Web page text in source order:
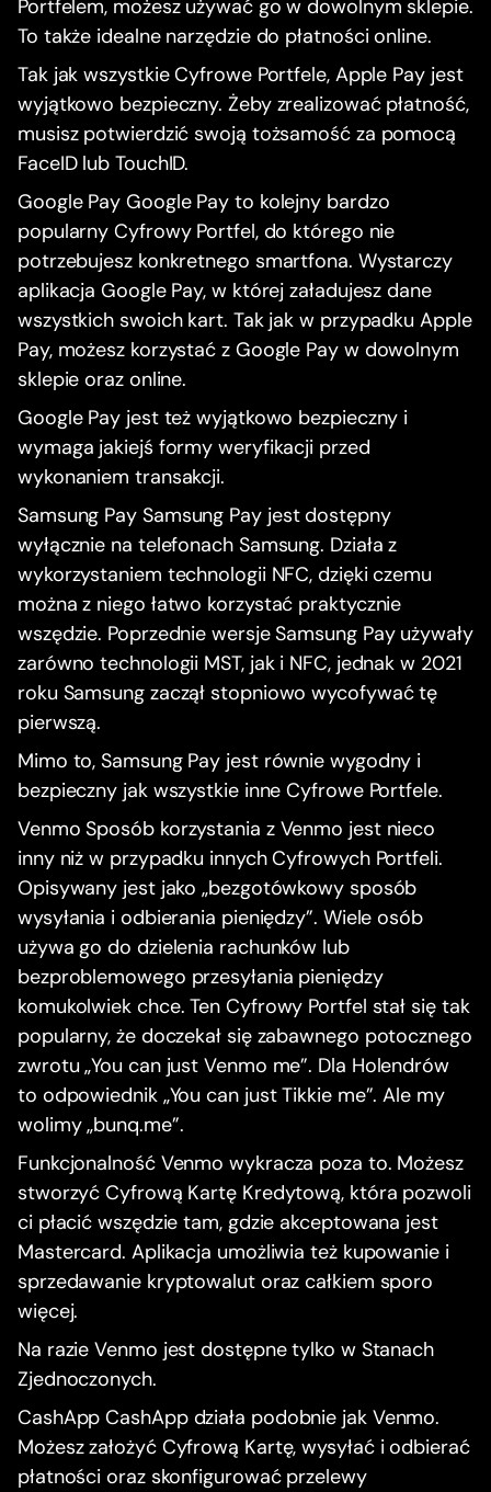
Portfelem, możesz używać go w dowolnym sklepie.
To także idealne narzędzie do płatności online.
Tak jak wszystkie Cyfrowe Portfele, Apple Pay jest
wyjątkowo bezpieczny. Żeby zrealizować płatność,
musisz potwierdzić swoją tożsamość za pomocą
FaceID lub TouchID.
Google Pay Google Pay to kolejny bardzo
popularny Cyfrowy Portfel, do którego nie
potrzebujesz konkretnego smartfona. Wystarczy
aplikacja Google Pay, w której załadujesz dane
wszystkich swoich kart. Tak jak w przypadku Apple
Pay, możesz korzystać z Google Pay w dowolnym
sklepie oraz online.
Google Pay jest też wyjątkowo bezpieczny i
wymaga jakiejś formy weryfikacji przed
wykonaniem transakcji.
Samsung Pay Samsung Pay jest dostępny
wyłącznie na telefonach Samsung. Działa z
wykorzystaniem technologii NFC, dzięki czemu
można z niego łatwo korzystać praktycznie
wszędzie. Poprzednie wersje Samsung Pay używały
zarówno technologii MST, jak i NFC, jednak w 2021
roku Samsung zaczął stopniowo wycofywać tę
pierwszą.
Mimo to, Samsung Pay jest równie wygodny i
bezpieczny jak wszystkie inne Cyfrowe Portfele.
Venmo Sposób korzystania z Venmo jest nieco
inny niż w przypadku innych Cyfrowych Portfeli.
Opisywany jest jako „bezgotówkowy sposób
wysyłania i odbierania pieniędzy”. Wiele osób
używa go do dzielenia rachunków lub
bezproblemowego przesyłania pieniędzy
komukolwiek chce. Ten Cyfrowy Portfel stał się tak
popularny, że doczekał się zabawnego potocznego
zwrotu „You can just Venmo me”. Dla Holendrów
to odpowiednik „You can just Tikkie me”. Ale my
wolimy „bunq.me”.
Funkcjonalność Venmo wykracza poza to. Możesz
stworzyć Cyfrową Kartę Kredytową, która pozwoli
ci płacić wszędzie tam, gdzie akceptowana jest
Mastercard. Aplikacja umożliwia też kupowanie i
sprzedawanie kryptowalut oraz całkiem sporo
więcej.
Na razie Venmo jest dostępne tylko w Stanach
Zjednoczonych.
CashApp CashApp działa podobnie jak Venmo.
Możesz założyć Cyfrową Kartę, wysyłać i odbierać
płatności oraz skonfigurować przelewy